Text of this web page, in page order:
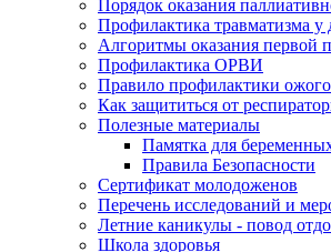
Порядок оказания
Профилактика травматизма у
Алгоритмы оказания первой
Профилактика ОРВИ
Правило профилактики
Как защититься от
Полезные материалы
Памятка для
Правила Безопасности
Сертификат молодоженов
Перечень исследований и
Летние каникулы - повод
Школа здоровья